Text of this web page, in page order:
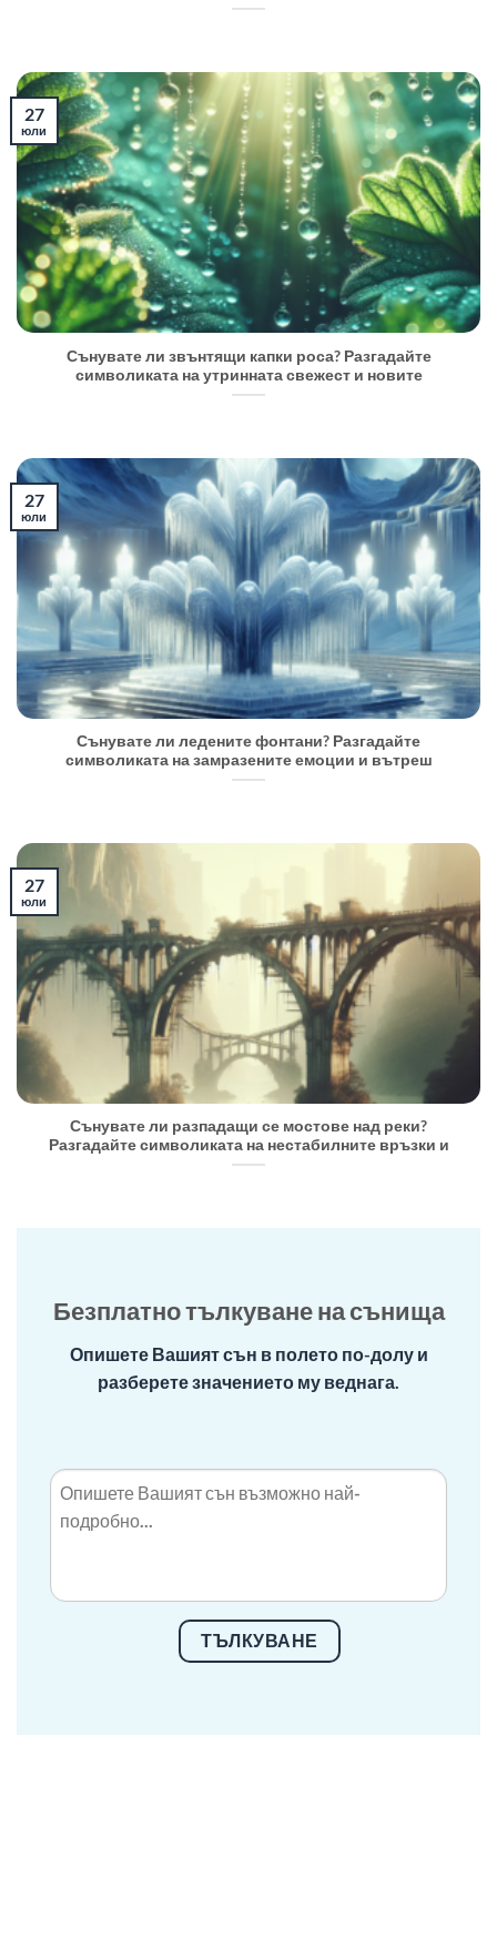
Сънувате ли звънтящи капки роса? Разгадайте
символиката на утринната свежест и новите
27
юли
Сънувате ли ледените фонтани? Разгадайте
символиката на замразените емоции и вътреш
27
юли
Сънувате ли разпадащи се мостове над реки?
Разгадайте символиката на нестабилните връзки и
27
юли
Безплатно тълкуване на сънища
Опишете Вашият сън в полето по-долу и
разберете значението му веднага.
ТЪЛКУВАНЕ